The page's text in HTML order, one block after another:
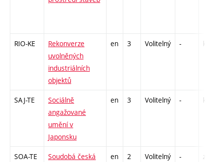
RIO-KE
Rekonverze
uvolněných
industriálních
objektů
en 3 Volitelný - kl
SAJ-TE
Sociálně
angažované
umění v
Japonsku
en 3 Volitelný - kl
SOA-TE
Soudobá česká
en 2 Volitelný - zá